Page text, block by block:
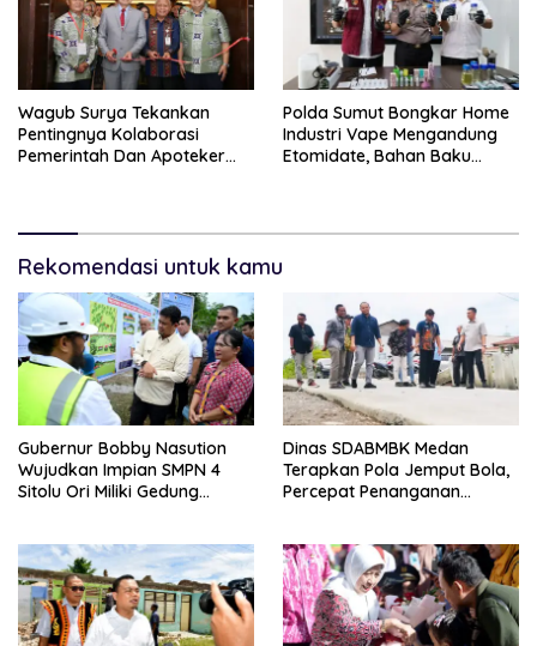
Wagub Surya Tekankan
Pentingnya Kolaborasi
Pemerintah Dan Apoteker
Polda Sumut Bongkar Home
Industri Vape Mengandung
Etomidate, Bahan Baku
Rekomendasi untuk kamu
Gubernur Bobby Nasution
Wujudkan Impian SMPN 4
Sitolu Ori Miliki Gedung
Dinas SDABMBK Medan
Terapkan Pola Jemput Bola,
Percepat Penanganan